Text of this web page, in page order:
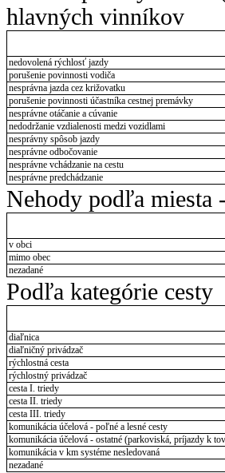
hlavných vinníkov
nedovolená rýchlosť jazdy
porušenie povinnosti vodiča
nesprávna jazda cez križovatku
porušenie povinnosti účastníka cestnej premávky
nesprávne otáčanie a cúvanie
nedodržanie vzdialenosti medzi vozidlami
nesprávny spôsob jazdy
nesprávne odbočovanie
nesprávne vchádzanie na cestu
nesprávne predchádzanie
Nehody podľa miesta
v obci
mimo obec
nezadané
Podľa kategórie cesty
diaľnica
diaľničný privádzač
rýchlostná cesta
rýchlostný privádzač
cesta I. triedy
cesta II. triedy
cesta III. triedy
komunikácia účelová - poľné a lesné cesty
komunikácia účelová - ostatné (parkoviská, príjazdy k
komunikácia v km systéme nesledovaná
nezadané